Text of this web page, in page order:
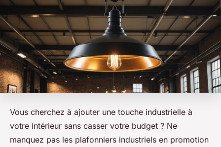
Vous cherchez à ajouter une touche industrielle à
votre intérieur sans casser votre budget ? Ne
manquez pas les plafonniers industriels en promotion